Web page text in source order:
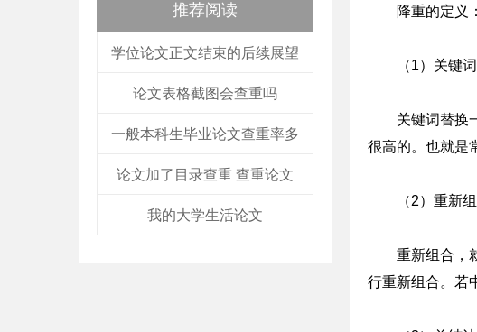
推荐阅读
学位论文正文结束的后续展望
论文表格截图会查重吗
一般本科生毕业论文查重率多
论文加了目录查重 查重论文
我的大学生活论文
降重的定义
（1）关键
关键词替换
很高的。也就是
（2）重新
重新组合，
行重新组合。若